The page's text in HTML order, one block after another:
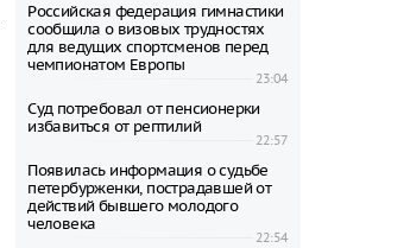
Российская федерация гимнастики
сообщила о визовых трудностях
для ведущих спортсменов перед
чемпионатом Европы
23:04
Суд потребовал от пенсионерки
избавиться от рептилий
22:57
Появилась информация о судьбе
петербурженки, пострадавшей от
действий бывшего молодого
человека
22:54